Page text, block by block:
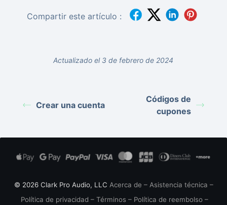
Compartir este artículo :
Actualizado el 3 de febrero de 2024
Crear una cuenta
Códigos de
cupones
© 2026 Clark Pro Audio, LLC Acerca de – Asistencia técnica –
Política de privacidad – Términos – Política de reembolso –